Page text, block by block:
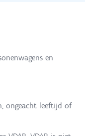
en
ongeacht leeftijd of